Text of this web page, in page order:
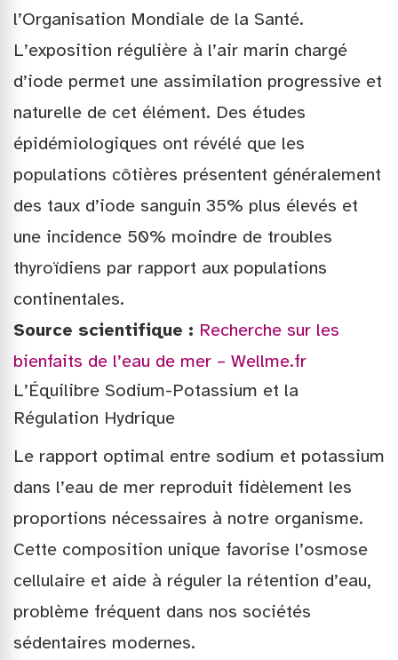
l’Organisation Mondiale de la Santé.
L’exposition régulière à l’air marin chargé
d’iode permet une assimilation progressive et
naturelle de cet élément. Des études
épidémiologiques ont révélé que les
populations côtières présentent généralement
des taux d’iode sanguin 35% plus élevés et
une incidence 50% moindre de troubles
thyroïdiens par rapport aux populations
continentales.
Source scientifique : Recherche sur les
bienfaits de l’eau de mer – Wellme.fr
L’Équilibre Sodium-Potassium et la
Régulation Hydrique
Le rapport optimal entre sodium et potassium
dans l’eau de mer reproduit fidèlement les
proportions nécessaires à notre organisme.
Cette composition unique favorise l’osmose
cellulaire et aide à réguler la rétention d’eau,
problème fréquent dans nos sociétés
sédentaires modernes.